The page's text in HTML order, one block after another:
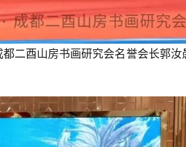
二酉山房书画研究会名誉会长郭汝